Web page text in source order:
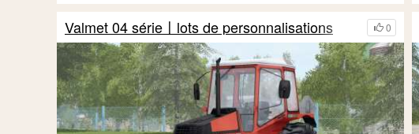
0
Valmet 04 série〡lots de personnalisations